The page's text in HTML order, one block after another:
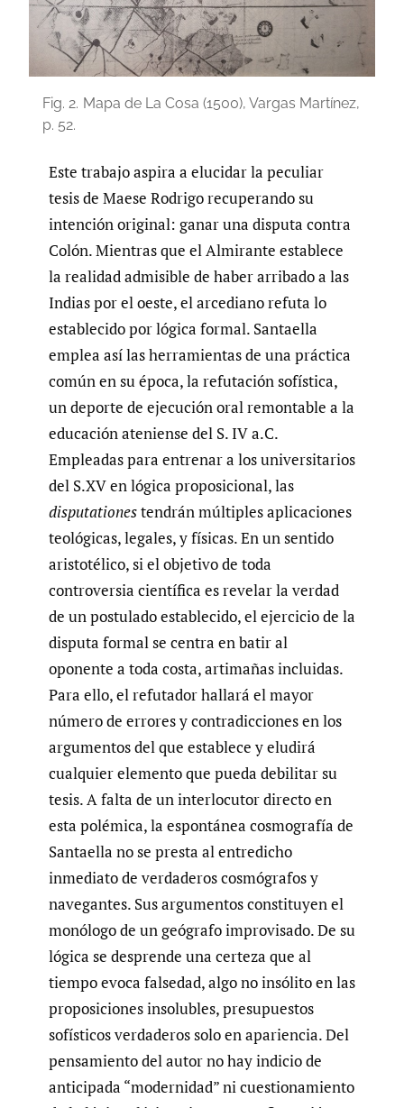
Fig. 2. Mapa de La Cosa (1500), Vargas Martínez,
p. 52.
Este trabajo aspira a elucidar la peculiar
tesis de Maese Rodrigo recuperando su
intención original: ganar una disputa contra
Colón. Mientras que el Almirante establece
la realidad admisible de haber arribado a las
Indias por el oeste, el arcediano refuta lo
establecido por lógica formal. Santaella
emplea así las herramientas de una práctica
común en su época, la refutación sofística,
un deporte de ejecución oral remontable a la
educación ateniense del S. IV a.C.
Empleadas para entrenar a los universitarios
del S.XV en lógica proposicional, las
disputationestendrán múltiples aplicaciones
teológicas, legales, y físicas. En un sentido
aristotélico, si el objetivo de toda
controversia científica es revelar la verdad
de un postulado establecido, el ejercicio de la
disputa formal se centra en batir al
oponente a toda costa, artimañas incluidas.
Para ello, el refutador hallará el mayor
número de errores y contradicciones en los
argumentos del que establece y eludirá
cualquier elemento que pueda debilitar su
tesis. A falta de un interlocutor directo en
esta polémica, la espontánea cosmografía de
Santaella no se presta al entredicho
inmediato de verdaderos cosmógrafos y
navegantes. Sus argumentos constituyen el
monólogo de un geógrafo improvisado. De su
lógica se desprende una certeza que al
tiempo evoca falsedad, algo no insólito en las
proposiciones insolubles, presupuestos
sofísticos verdaderos solo en apariencia. Del
pensamiento del autor no hay indicio de
anticipada “modernidad” ni cuestionamiento